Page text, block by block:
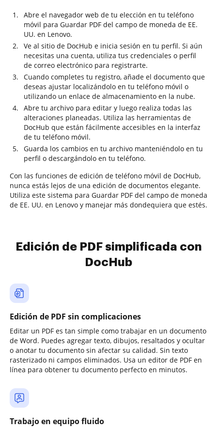
Abre el navegador web de tu elección en tu teléfono
móvil para Guardar PDF del campo de moneda de EE.
UU. en Lenovo.
Ve al sitio de DocHub e inicia sesión en tu perfil. Si aún
necesitas una cuenta, utiliza tus credenciales o perfil
de correo electrónico para registrarte.
Cuando completes tu registro, añade el documento que
deseas ajustar localizándolo en tu teléfono móvil o
utilizando un enlace de almacenamiento en la nube.
Abre tu archivo para editar y luego realiza todas las
alteraciones planeadas. Utiliza las herramientas de
DocHub que están fácilmente accesibles en la interfaz
de tu teléfono móvil.
Guarda los cambios en tu archivo manteniéndolo en tu
perfil o descargándolo en tu teléfono.
Con las funciones de edición de teléfono móvil de DocHub,
nunca estás lejos de una edición de documentos elegante.
Utiliza este sistema para Guardar PDF del campo de moneda
de EE. UU. en Lenovo y manejar más dondequiera que estés.
Edición de PDF simplificada con
DocHub
Edición de PDF sin complicaciones
Editar un PDF es tan simple como trabajar en un documento
de Word. Puedes agregar texto, dibujos, resaltados y ocultar
o anotar tu documento sin afectar su calidad. Sin texto
rasterizado ni campos eliminados. Usa un editor de PDF en
línea para obtener tu documento perfecto en minutos.
Trabajo en equipo fluido